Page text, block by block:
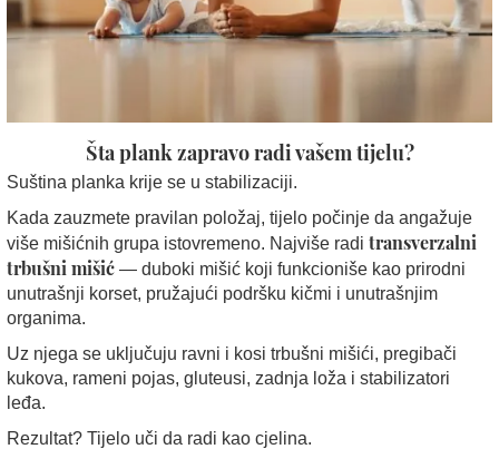
Šta plank zapravo radi vašem tijelu?
Suština planka krije se u stabilizaciji.
Kada zauzmete pravilan položaj, tijelo počinje da angažuje
više mišićnih grupa istovremeno. Najviše radi transverzalni
trbušni mišić — duboki mišić koji funkcioniše kao prirodni
unutrašnji korset, pružajući podršku kičmi i unutrašnjim
organima.
Uz njega se uključuju ravni i kosi trbušni mišići, pregibači
kukova, rameni pojas, gluteusi, zadnja loža i stabilizatori
leđa.
Rezultat? Tijelo uči da radi kao cjelina.